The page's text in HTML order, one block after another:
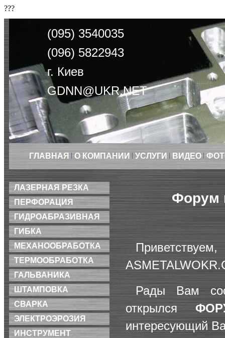
???
(095) 3540035
(096) 5822943
г. Киев
GDNN@UKR.NET
ГЛАВНАЯ О КОМПАНИИ УСЛУГИ ВИДЕО
ЛАЗЕРНАЯ РЕЗКА
ПЕРФОРАЦИЯ
ГИДРОАБРАЗИВНАЯ
ГИБКА
МЕХАНООБРАБОТКА
ТЕРМООБРАБОТКА
ГАЛЬВАНИКА
ШТАМПОВКА
СВАРКА
ЭЛЕКТРОЭРОЗИЯ
ИНСТРУМЕНТ
Форум
Рады Вам
открылся
интересующий